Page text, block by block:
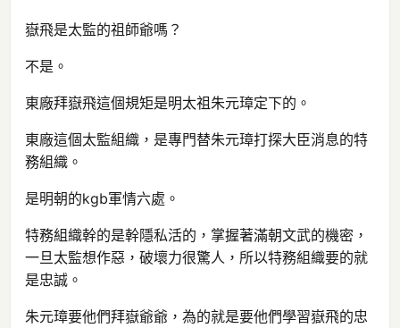
嶽飛是太監的祖師爺嗎？
不是。
東廠拜嶽飛這個規矩是明太祖朱元璋定下的。
東廠這個太監組織，是專門替朱元璋打探大臣消息的特
務組織。
是明朝的kgb軍情六處。
特務組織幹的是幹隱私活的，掌握著滿朝文武的機密，
一旦太監想作惡，破壞力很驚人，所以特務組織要的就
是忠誠。
朱元璋要他們拜嶽爺爺，為的就是要他們學習嶽飛的忠